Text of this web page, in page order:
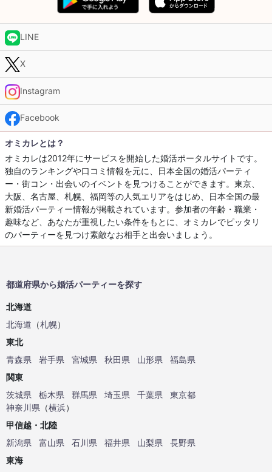
LINE
X
Instagram
Facebook
オミカレとは？
オミカレは2012年にサービスを開始した婚活ポータルサイトです。
独自のランキングや口コミ情報を元に、日本全国の婚活パーティ
ー・街コン・出会いのイベントを見つけることができます。東京、
大阪、名古屋、札幌、福岡等の人気エリアをはじめ、日本全国の最
新婚活パーティー情報が掲載されています。参加者の年齢・職業・
趣味など、あなたが重視したい条件をもとに、オミカレでピッタリ
のパーティーを見つけ素敵なお相手と出会いましょう。
都道府県から婚活パーティーを探す
北海道
北海道 （札幌）
東北
青森県
岩手県 宮城県 秋田県 山形県
福島県
関東
茨城県
栃木県 群馬県 埼玉県 千葉県
東京都
神奈川県 （横浜）
甲信越・北陸
新潟県
富山県 石川県 福井県 山梨県
長野県
東海